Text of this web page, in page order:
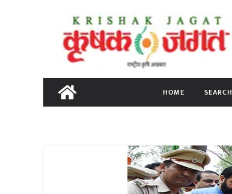
content
HOME SEARCH